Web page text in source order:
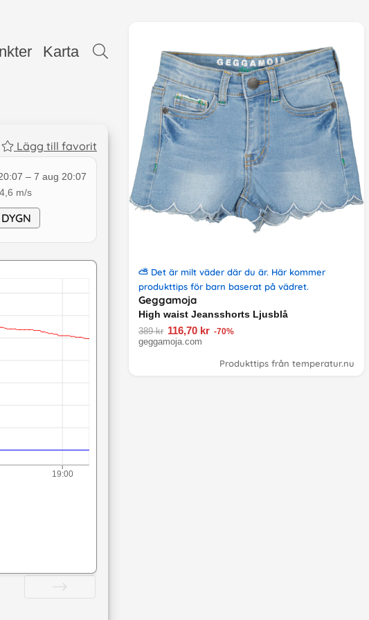
Karta
Lägg till favorit
– 7 aug 20:07
4,6 m/s
19:00
⛅ Det är milt väder där du är. Här kommer
produkttips för barn baserat på vädret.
Geggamoja
High waist Jeansshorts Ljusblå
389 kr 116,70 kr -70%
geggamoja.com
Produkttips från temperatur.nu